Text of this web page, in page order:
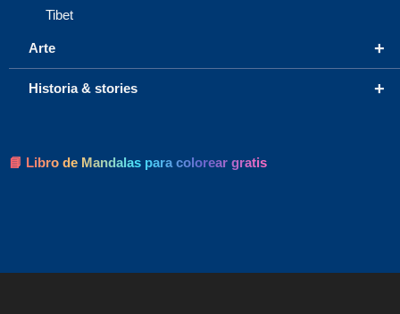
Tibet
+
Arte
+
Historia & stories
📘 Libro de Mandalas para colorear gratis